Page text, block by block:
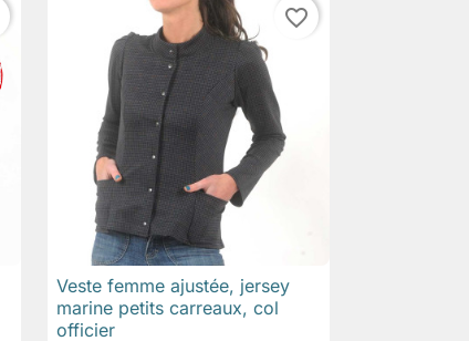
favorite_border
 Aperçu rapide
Veste femme ajustée, jersey
marine petits carreaux, col
officier